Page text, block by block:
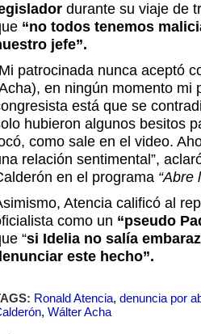
durante su viaje de
“no todos tenemos
jefe”.
patrocinada nunca aceptó
en ningún momento mi
está que se
hubieron algunos besitos
como sale en el video.
relación sentimental”,
en el programa “Abre
Atencia calificó al
como un “pseudo
“si Idelia no salía
este hecho”.
Ronald Atencia, denuncia por
, Wálter Acha